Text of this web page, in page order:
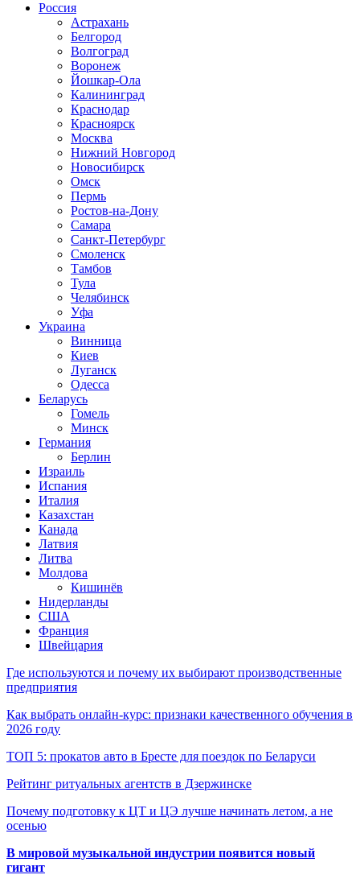
Россия
Астрахань
Белгород
Волгоград
Воронеж
Йошкар-Ола
Калининград
Краснодар
Красноярск
Москва
Нижний Новгород
Новосибирск
Омск
Пермь
Ростов-на-Дону
Самара
Санкт-Петербург
Смоленск
Тамбов
Тула
Челябинск
Уфа
Украина
Винница
Киев
Луганск
Одесса
Беларусь
Гомель
Минск
Германия
Берлин
Израиль
Испания
Италия
Казахстан
Канада
Латвия
Литва
Молдова
Кишинёв
Нидерланды
США
Франция
Швейцария
Где используются и почему их выбирают производственные
предприятия
Как выбрать онлайн-курс: признаки качественного обучения в
2026 году
ТОП 5: прокатов авто в Бресте для поездок по Беларуси
Рейтинг ритуальных агентств в Дзержинске
Почему подготовку к ЦТ и ЦЭ лучше начинать летом, а не
осенью
В мировой музыкальной индустрии появится новый
гигант